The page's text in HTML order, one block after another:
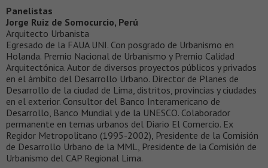
Panelistas
Jorge Ruiz de Somocurcio, Perú
Arquitecto Urbanista
Egresado de la FAUA UNI. Con posgrado de Urbanismo en
Holanda. Premio Nacional de Urbanismo y Premio Calidad
Arquitectónica. Autor de diversos proyectos públicos y privados
en el ámbito del Desarrollo Urbano. Director de Planes de
Desarrollo de la ciudad de Lima, distritos, provincias y ciudades
en el exterior. Consultor del Banco Interamericano de
Desarrollo, Banco Mundial y de la UNESCO. Colaborador
permanente en temas urbanos del Diario El Comercio. Ex
Regidor Metropolitano (1995-2002), Presidente de la Comisión
de Desarrollo Urbano de la MML, Presidente de la Comisión de
Urbanismo del CAP Regional Lima.